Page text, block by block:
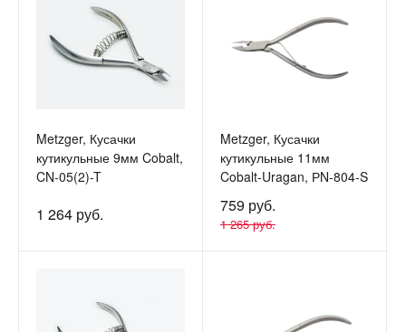
Metzger, Кусачки
кутикульные 9мм Cobalt,
CN-05(2)-T
1 264 руб.
Metzger, Кусачки
кутикульные 11мм
Cobalt-Uragan, РN-804-S
759 руб.
1 265 руб.